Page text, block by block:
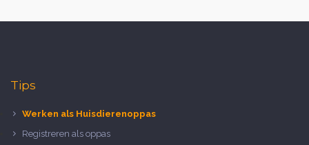
Tips
Werken als Huisdierenoppas
Registreren als oppas